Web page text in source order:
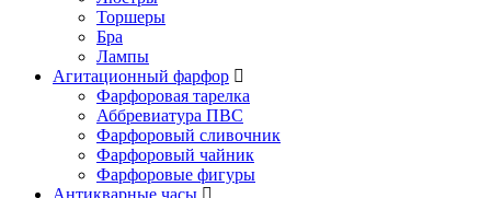
Торшеры
Бра
Лампы
Агитационный фарфор
Фарфоровая тарелка
Аббревиатура ПВС
Фарфоровый сливочник
Фарфоровый чайник
Фарфоровые фигуры
Антикварные часы